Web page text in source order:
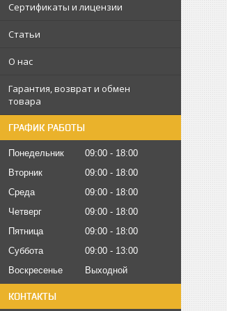
Сертификаты и лицензии
Статьи
О нас
Гарантия, возврат и обмен
товара
ГРАФИК РАБОТЫ
Понедельник 09:00
18:00
Вторник
09:00
18:00
Среда
09:00
18:00
Четверг
09:00
18:00
Пятница
09:00
18:00
Суббота
09:00
13:00
Воскресенье
Выходной
КОНТАКТЫ